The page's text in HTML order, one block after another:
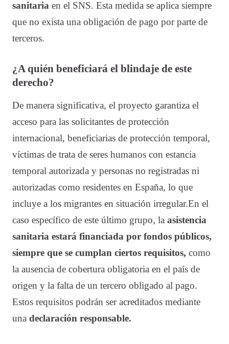
sanitaria en el SNS. Esta medida se aplica siempre
que no exista una obligación de pago por parte de
terceros.
¿A quién beneficiará el blindaje de este
derecho?
De manera significativa, el proyecto garantiza el
acceso para las solicitantes de protección
internacional, beneficiarias de protección temporal,
víctimas de trata de seres humanos con estancia
temporal autorizada y personas no registradas ni
autorizadas como residentes en España, lo que
incluye a los migrantes en situación irregular.En el
caso específico de este último grupo, la asistencia
sanitaria estará financiada por fondos públicos,
siempre que se cumplan ciertos requisitos, como
la ausencia de cobertura obligatoria en el país de
origen y la falta de un tercero obligado al pago.
Estos requisitos podrán ser acreditados mediante
una declaración responsable.